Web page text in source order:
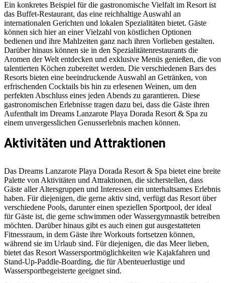
Ein konkretes Beispiel für die gastronomische Vielfalt im Resort ist
das Buffet-Restaurant, das eine reichhaltige Auswahl an
internationalen Gerichten und lokalen Spezialitäten bietet. Gäste
können sich hier an einer Vielzahl von köstlichen Optionen
bedienen und ihre Mahlzeiten ganz nach ihren Vorlieben gestalten.
Darüber hinaus können sie in den Spezialitätenrestaurants die
Aromen der Welt entdecken und exklusive Menüs genießen, die von
talentierten Köchen zubereitet werden. Die verschiedenen Bars des
Resorts bieten eine beeindruckende Auswahl an Getränken, von
erfrischenden Cocktails bis hin zu erlesenen Weinen, um den
perfekten Abschluss eines jeden Abends zu garantieren. Diese
gastronomischen Erlebnisse tragen dazu bei, dass die Gäste ihren
Aufenthalt im Dreams Lanzarote Playa Dorada Resort & Spa zu
einem unvergesslichen Genusserlebnis machen können.
Aktivitäten und Attraktionen
Das Dreams Lanzarote Playa Dorada Resort & Spa bietet eine breite
Palette von Aktivitäten und Attraktionen, die sicherstellen, dass
Gäste aller Altersgruppen und Interessen ein unterhaltsames Erlebnis
haben. Für diejenigen, die gerne aktiv sind, verfügt das Resort über
verschiedene Pools, darunter einen speziellen Sportpool, der ideal
für Gäste ist, die gerne schwimmen oder Wassergymnastik betreiben
möchten. Darüber hinaus gibt es auch einen gut ausgestatteten
Fitnessraum, in dem Gäste ihre Workouts fortsetzen können,
während sie im Urlaub sind. Für diejenigen, die das Meer lieben,
bietet das Resort Wassersportmöglichkeiten wie Kajakfahren und
Stand-Up-Paddle-Boarding, die für Abenteuerlustige und
Wassersportbegeisterte geeignet sind.